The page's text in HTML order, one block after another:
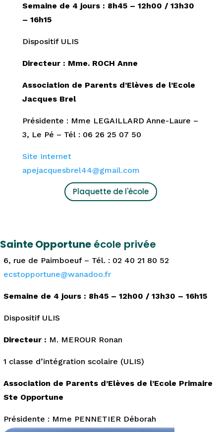
Semaine de 4 jours : 8h45 – 12h00 / 13h30
– 16h15
Dispositif ULIS
Directeur : Mme. ROCH Anne
Association de Parents d’Elèves de l’Ecole
Jacques Brel
Présidente : Mme LEGAILLARD Anne-Laure –
3, Le Pé – Tél : 06 26 25 07 50
Site Internet
apejacquesbrel44@gmail.com
Plaquette de l'école
Sainte Opportune école privée
6, rue de Paimboeuf – Tél. : 02 40 21 80 52
ecstopportune@wanadoo.fr
Semaine de 4 jours : 8h45 – 12h00 / 13h30 – 16h15
Dispositif ULIS
Directeur : M. MEROUR Ronan
1 classe d’intégration scolaire (ULIS)
Association de Parents d’Elèves de l’Ecole Primaire
Ste Opportune
Présidente : Mme PENNETIER Déborah